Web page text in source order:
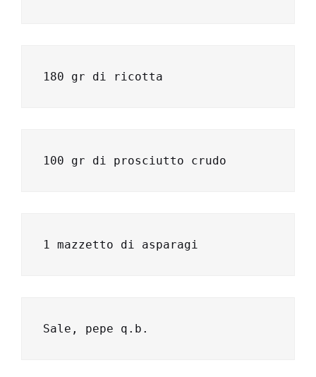
180 gr di ricotta
100 gr di prosciutto crudo
1 mazzetto di asparagi
Sale, pepe q.b.